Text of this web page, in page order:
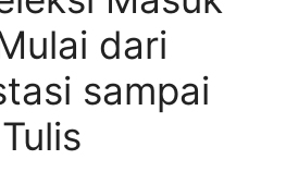
dari
sampai